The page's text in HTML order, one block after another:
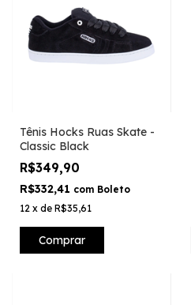
Tênis Hocks Ruas Skate -
Classic Black
R$349,90
R$332,41 com Boleto
12 x de R$35,61
Comprar